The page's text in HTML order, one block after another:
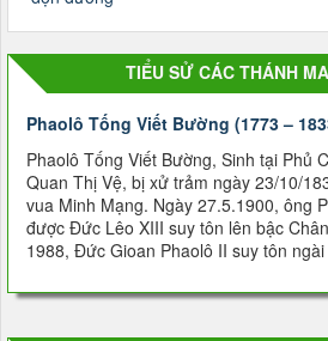
TIỂU SỬ CÁC THÁNH
Phaolô Tống Viết Bường (1773 –
Phaolô Tống Viết Bường, Sinh tại Phủ
Quan Thị Vệ, bị xử trảm ngày 23/10/
vua Minh Mạng. Ngày 27.5.1900, ông
được Đức Lêo XIII suy tôn lên bậc
1988, Đức Gioan Phaolô II suy tôn